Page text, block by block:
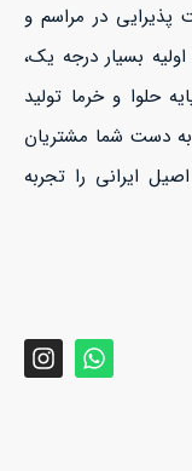
پذیرایی در مراسم و
بسیار درجه یک،
حلوا و خرما تولید
دست شما مشتریان
ایرانی را تجربه